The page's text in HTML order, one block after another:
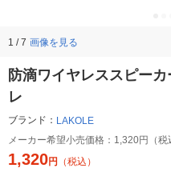
1 / 7 画像を見る
防滴ワイヤレススピー
レ
ブランド： LAKOLE
メーカー希望小売価格： 1,320円（税
1,320円 （税込）